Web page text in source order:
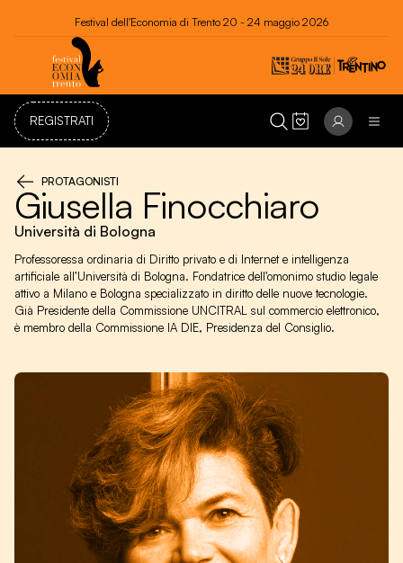
Festival dell'Economia di Trento 20 - 24 maggio 2026
REGISTRATI
PROTAGONISTI
Giusella Finocchiaro
Università di Bologna
Professoressa ordinaria di Diritto privato e di Internet e intelligenza
artificiale all’Università di Bologna. Fondatrice dell’omonimo studio legale
attivo a Milano e Bologna specializzato in diritto delle nuove tecnologie.
Già Presidente della Commissione UNCITRAL sul commercio elettronico,
è membro della Commissione IA DIE, Presidenza del Consiglio.